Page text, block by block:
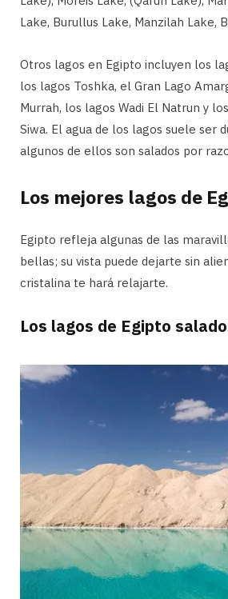
Lake, Burullus Lake, Manzilah Lake,
Otros lagos en Egipto incluyen los
los lagos Toshka, el Gran Lago
Murrah, los lagos Wadi El Natrun y
Siwa. El agua de los lagos suele ser
algunos de ellos son salados por
Los mejores lagos de
Egipto refleja algunas de las
bellas; su vista puede dejarte sin
cristalina te hará relajarte.
Los lagos de Egipto